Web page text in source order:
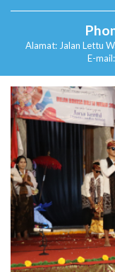
Alamat: Jalan Lettu
E-